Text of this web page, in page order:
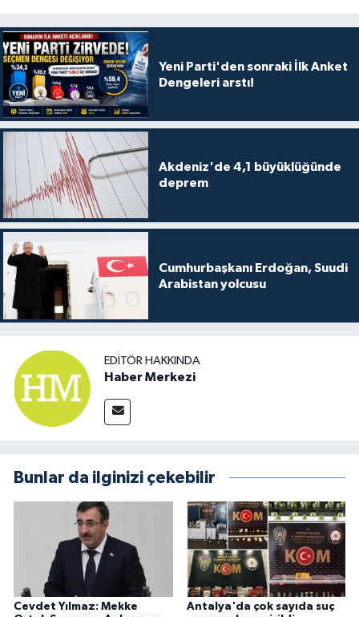
Yeni Parti'den sonraki İlk Anket
Dengeleri arstı!
Akdeniz'de 4,1 büyüklüğünde
deprem
Cumhurbaşkanı Erdoğan, Suudi
Arabistan yolcusu
EDITÖR HAKKINDA
Haber Merkezi
Bunlar da ilginizi çekebilir
Cevdet Yılmaz: Mekke
Antalya'da çok sayıda suç